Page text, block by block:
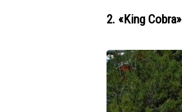
2. «King Cobra»